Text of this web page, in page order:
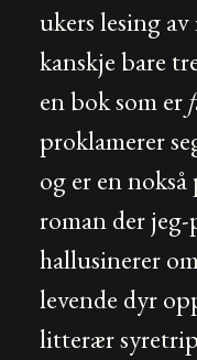
ukers lesing
kanskje bare
en bok som er
proklamerer
og er en
roman der
hallusinerer
levende dyr
litterær